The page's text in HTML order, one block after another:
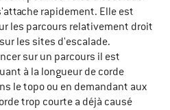
rapidement. Elle est
les parcours relativement droit
les sites d'escalade.
sur un parcours il est
à la longueur de corde
le topo ou en demandant aux
trop courte a déjà causé